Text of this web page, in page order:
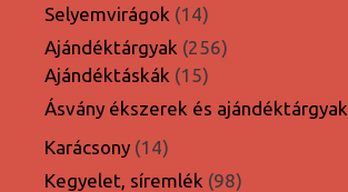
Selyemvirágok 1414
termék
Ajándéktárgyak 256256
Ajándéktáskák 1515
termék
Ásvány ékszerek és ajándéktárgyak
Karácsony 1414
termék
Kegyelet, síremlék 9898